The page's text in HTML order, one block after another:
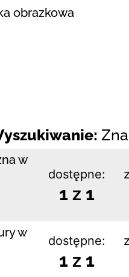
obrazkowa
w
dostępne:
1 z 1
w
dostępne:
1 z 1